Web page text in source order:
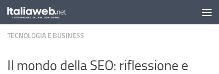
Sotto il contenuto
TECNOLOGIA E BUSINESS
Il mondo della SEO: riflessione e